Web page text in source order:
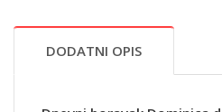
DODATNI OPIS